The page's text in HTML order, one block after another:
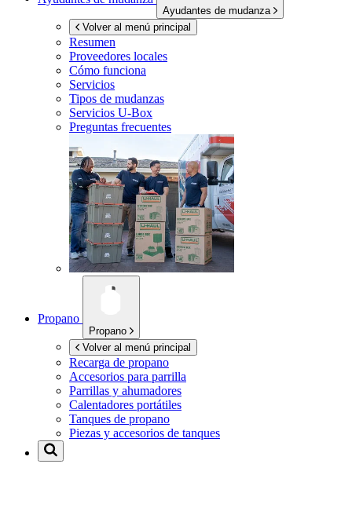
Ayudantes de mudanza
Volver al menú principal
Resumen
Proveedores locales
Cómo funciona
Servicios
Tipos de mudanzas
Servicios U-Box
Preguntas frecuentes
Propano
Propano
Volver al menú principal
Recarga de propano
Accesorios para parrilla
Parrillas y ahumadores
Calentadores portátiles
Tanques de propano
Piezas y accesorios de tanques